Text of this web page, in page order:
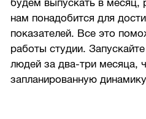
будем выпускать в месяц,
нам понадобится для
показателей. Все это
работы студии.
людей за два-три месяца,
запланированную